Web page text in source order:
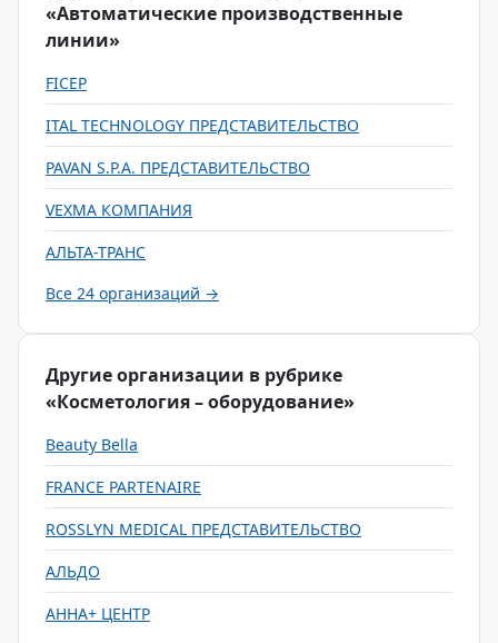
«Автоматические производственные
линии»
FICEP
ITAL TECHNOLOGY ПРЕДСТАВИТЕЛЬСТВО
PAVAN S.P.A. ПРЕДСТАВИТЕЛЬСТВО
VEXMA КОМПАНИЯ
АЛЬТА-ТРАНС
Все 24 организаций →
Другие организации в рубрике
«Косметология – оборудование»
Beauty Bella
FRANCE PARTENAIRE
ROSSLYN MEDICAL ПРЕДСТАВИТЕЛЬСТВО
АЛЬДО
АННА+ ЦЕНТР